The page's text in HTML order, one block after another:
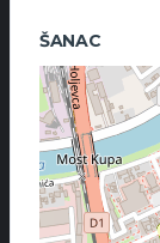
ŠANAC